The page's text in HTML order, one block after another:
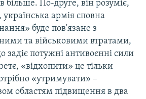
більше. По-друге, він розуміє,
армія сповна
буде пов'язане з
та військовими втратами,
задіє потужні антивоєнні сили
«відхопити» це тільки
«утримувати» –
областям підвищення в два